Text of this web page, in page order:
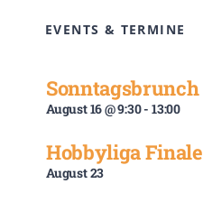
EVENTS & TERMINE
Sonntagsbrunch
August 16 @ 9:30- 13:00
Hobbyliga Finale
August 23